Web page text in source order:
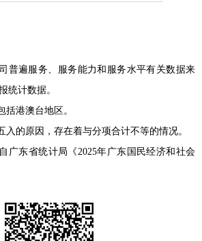
普遍服务、服务能力和服务水平有关数据来
统计数据。
括港澳台地区。
入的原因，存在着与分项合计不等的情况。
广东省统计局《2025年广东国民经济和社会